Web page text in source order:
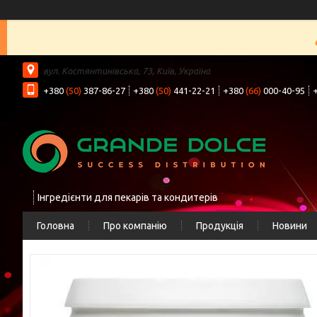
вул. Костянтинівська, 73, Київ, Україна
+380 (50) 387-86-27 +380 (50) 441-22-21 +380 (66) 000-40-95
Інгредієнти для пекарів та кондитерів
Головна Про компанію Продукція Новини